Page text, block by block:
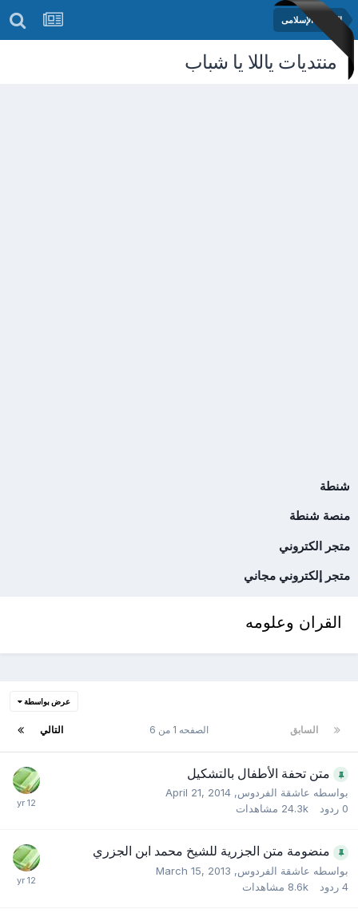
المنتدى الإسلامى
منتديات ياللا يا شباب
شنطة
منصة شنطة
متجر الكتروني
متجر إلكتروني مجاني
القران وعلومه
عرض بواسطة
السابق التالي الصفحه 1 من 6
متن تحفة الأطفال بالتشكيل
بواسطه عاشقة الفردوس,
April 21, 2014
0 ردود 24.3k مشاهدات
منضومة متن الجزرية للشيخ محمد ابن الجزري
بواسطه عاشقة الفردوس,
March 15, 2013
4 ردود 8.6k مشاهدات